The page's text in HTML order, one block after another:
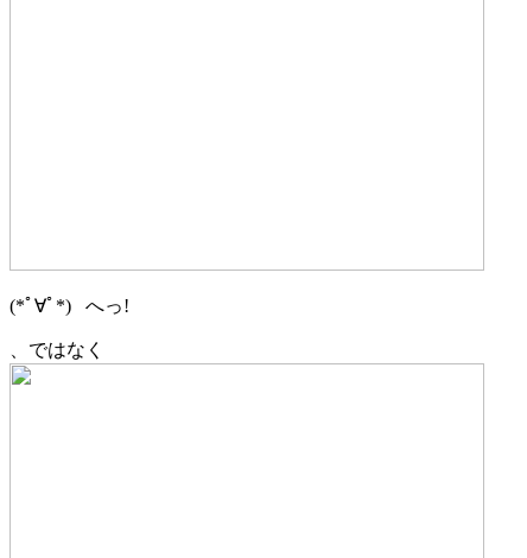
(*ﾟ∀ﾟ*) へっ!
、ではなく